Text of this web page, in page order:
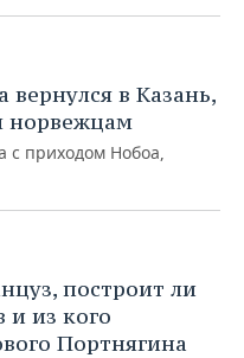
вернулся в Казань,
норвежцам
с приходом Нобоа,
построит ли
из кого
Портнягина